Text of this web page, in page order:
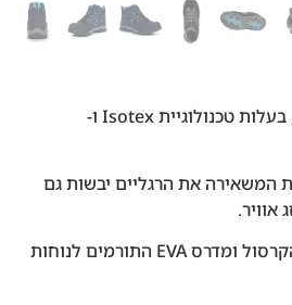
נעל הרים מבית Regatta, בעלות טכנולוגיית Isotex ו-
המשאירה את הרגליים יבשות גם
אוויר.
בעלת ריפוד נוסף באזור הקרסול ומדרס EVA התורמים לנוחות